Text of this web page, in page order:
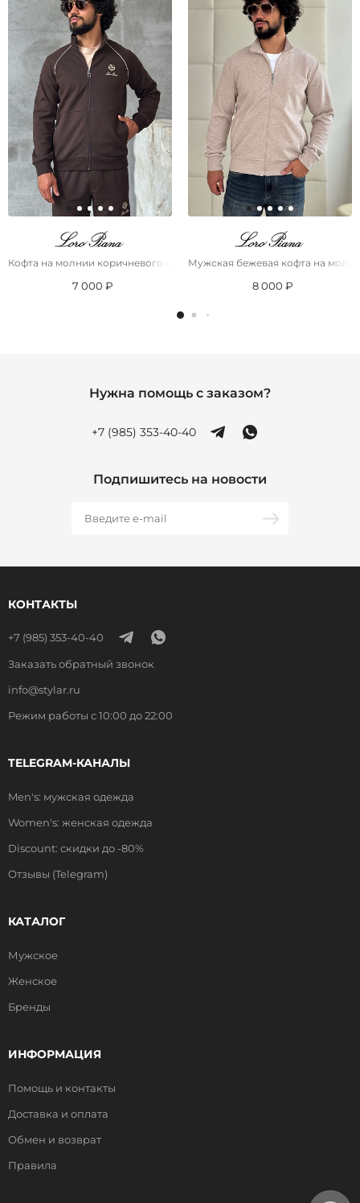
Кофта на молнии коричневого цвета Loro Piana
7 000 ₽
Мужская бежевая кофта на
8 000 ₽
Нужна помощь с заказом?
+7 (985) 353-40-40
Подпишитесь на новости
КОНТАКТЫ
+7 (985) 353-40-40
Заказать обратный звонок
info@stylar.ru
Режим работы с 10:00 до 22:00
TELEGRAM-КАНАЛЫ
Men's: мужская одежда
Women's: женская одежда
Discount: скидки до -80%
Отзывы (Telegram)
КАТАЛОГ
Мужское
Женское
Бренды
ИНФОРМАЦИЯ
Помощь и контакты
Доставка и оплата
Обмен и возврат
Правила